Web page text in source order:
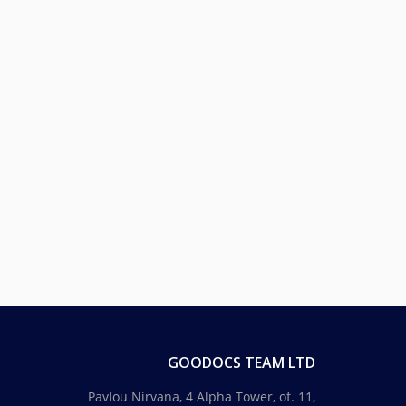
GOODOCS TEAM LTD
Pavlou Nirvana, 4 Alpha Tower, of. 11,